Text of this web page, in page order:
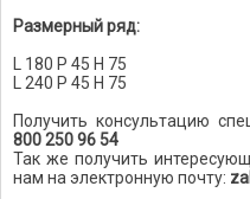
Размерный ряд:
L 180 P 45 H 75
L 240 P 45 H 75
Получить консультацию
800 250 96 54
Так же получить
нам на электронную почту: